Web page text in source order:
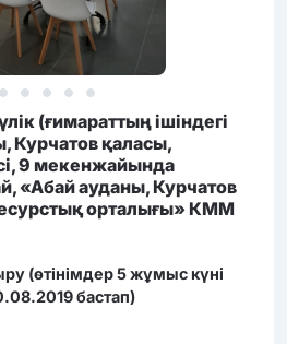
(ғимараттың ішіндегі
Курчатов қаласы,
9 мекенжайында
«Абай ауданы, Курчатов
орталығы» КММ
(өтінімдер 5 жұмыс күні
бастап)